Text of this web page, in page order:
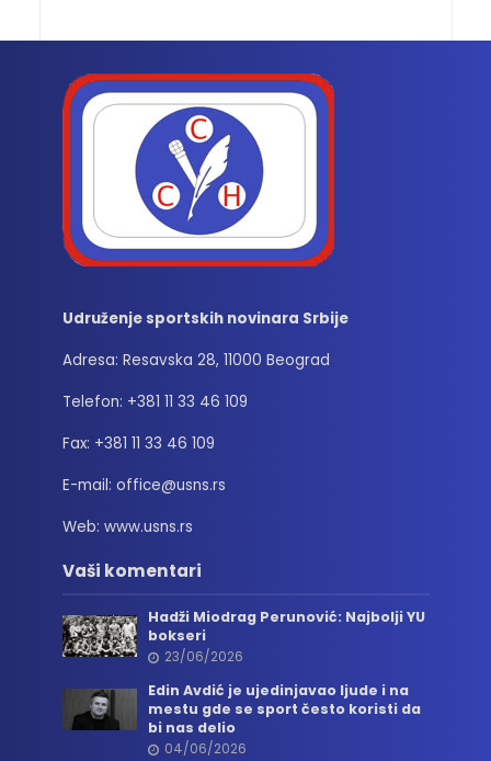
Udruženje sportskih novinara Srbije
Adresa: Resavska 28, 11000 Beograd
Telefon: +381 11 33 46 109
Fax: +381 11 33 46 109
E-mail: office@usns.rs
Web: www.usns.rs
Vaši komentari
Hadži Miodrag Perunović: Najbolji YU
bokseri
23/06/2026
Edin Avdić je ujedinjavao ljude i na
mestu gde se sport često koristi da
bi nas delio
04/06/2026